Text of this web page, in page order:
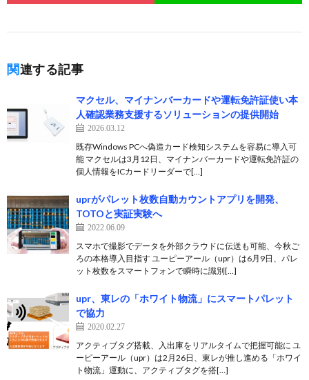
関連する記事
マクセル、マイナンバーカードや運転免許証使い本
人確認業務支援するソリューションの提供開始
2026.03.12
既存Windows PCへ偽造カード検知システムを容易に導入可
能 マクセルは3月12日、マイナンバーカードや運転免許証の
個人情報をICカードリーダーで[…]
uprがパレット枚数自動カウントアプリを開発、
TOTOと実証実験へ
2022.06.09
スマホで撮影でデータを外部クラウドに伝送も可能、今秋ご
ろの本格導入目指す ユーピーアール（upr）は6月9日、パレ
ット枚数をスマートフォンで瞬時に識別[…]
upr、東レの「ホワイト物流」にスマートパレット
で協力
2020.02.27
アクティブタグ搭載、入出庫をリアルタイムで把握可能に ユ
ーピーアール（upr）は2月26日、東レが推し進める「ホワイ
ト物流」運動に、アクティブタグを搭[…]